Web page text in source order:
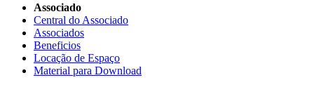
Associado
Central do Associado
Associados
Beneficios
Locação de Espaço
Material para Download